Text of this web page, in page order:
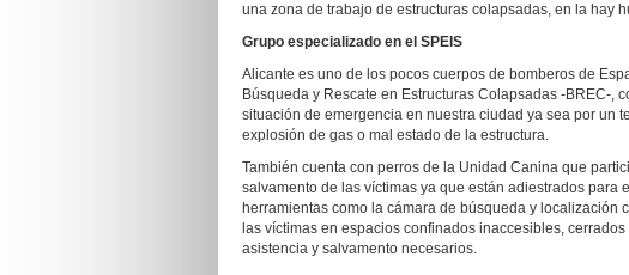
una zona de trabajo de estructuras colapsadas, en la hay
Grupo especializado en el SPEIS
Alicante es uno de los pocos cuerpos de bomberos de
Búsqueda y Rescate en Estructuras Colapsadas -BREC-,
situación de emergencia en nuestra ciudad ya sea por un
explosión de gas o mal estado de la estructura.
También cuenta con perros de la Unidad Canina que
salvamento de las víctimas ya que están adiestrados para
herramientas como la cámara de búsqueda y
las víctimas en espacios confinados inaccesibles,
asistencia y salvamento necesarios.